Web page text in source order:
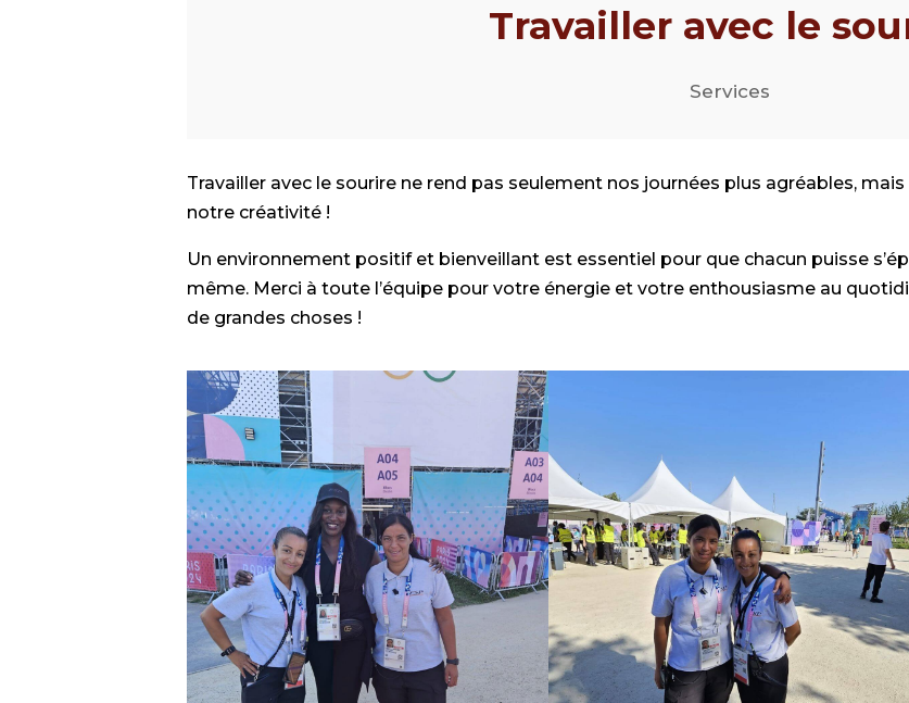
Travailler avec le
Services
Travailler avec le sourire ne rend pas seulement nos journées plus agréables,
notre créativité !
Un environnement positif et bienveillant est essentiel pour que chacun puisse
même. Merci à toute l’équipe pour votre énergie et votre enthousiasme au
de grandes choses !